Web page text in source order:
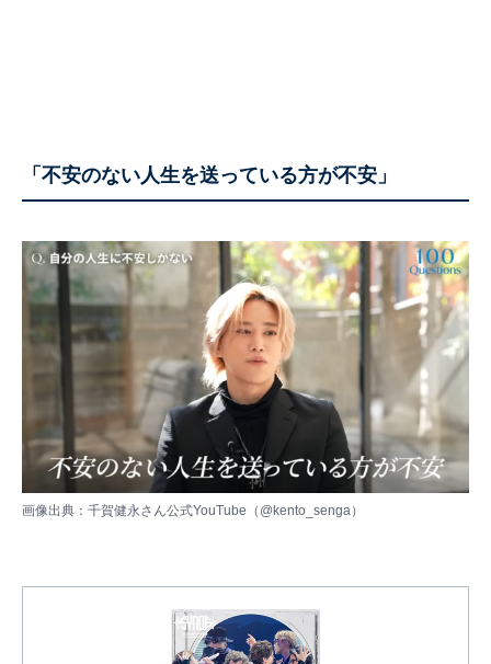
「不安のない人生を送っている方が不安」
画像出典：千賀健永さん公式YouTube（ @kento_senga ）